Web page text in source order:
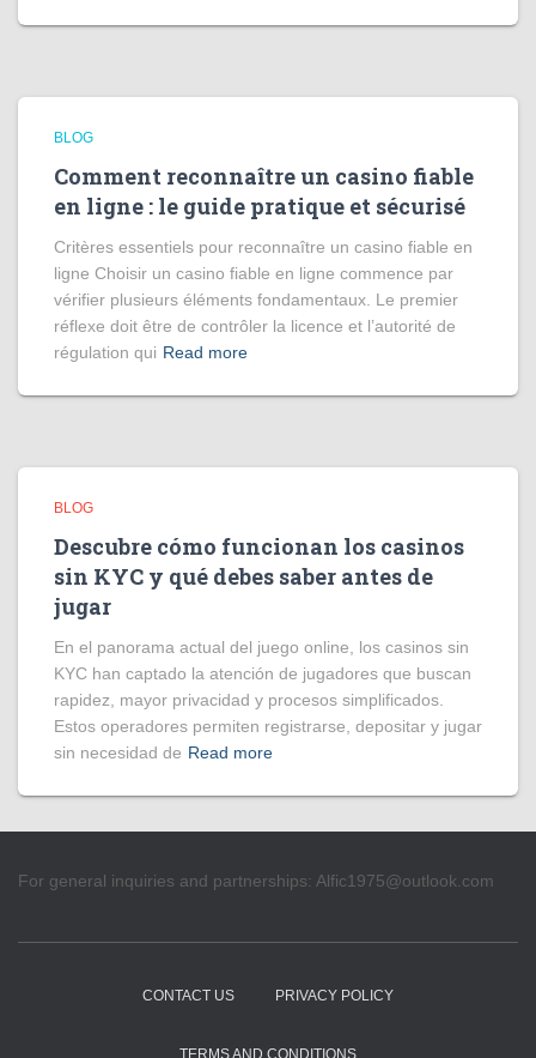
BLOG
Comment reconnaître un casino fiable
en ligne : le guide pratique et sécurisé
Critères essentiels pour reconnaître un casino fiable en
ligne Choisir un casino fiable en ligne commence par
vérifier plusieurs éléments fondamentaux. Le premier
réflexe doit être de contrôler la licence et l’autorité de
régulation qui Read more
BLOG
Descubre cómo funcionan los casinos
sin KYC y qué debes saber antes de
jugar
En el panorama actual del juego online, los casinos sin
KYC han captado la atención de jugadores que buscan
rapidez, mayor privacidad y procesos simplificados.
Estos operadores permiten registrarse, depositar y jugar
sin necesidad de Read more
For general inquiries and partnerships: Alfic1975@outlook.com
CONTACT US PRIVACY POLICY
TERMS AND CONDITIONS